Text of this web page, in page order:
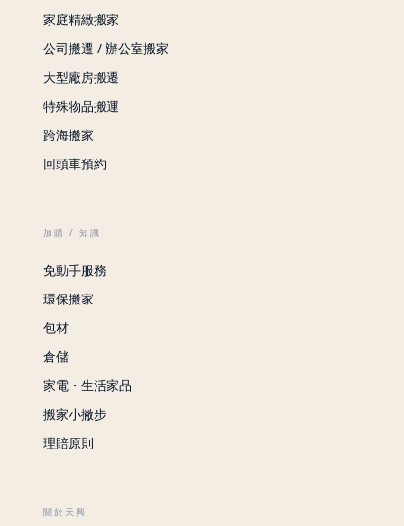
家庭精緻搬家
公司搬遷 / 辦公室搬家
大型廠房搬遷
特殊物品搬運
跨海搬家
回頭車預約
加購 / 知識
免動手服務
環保搬家
包材
倉儲
家電・生活家品
搬家小撇步
理賠原則
關於天興